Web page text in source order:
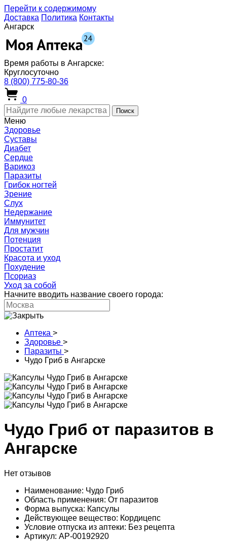
Перейти к содержимому
Доставка Политика Контакты
Ангарск
Время работы в Ангарске:
Круглосуточно
8 (800) 775-80-36
0
Поиск
Меню
Здоровье
Суставы
Диабет
Сердце
Варикоз
Паразиты
Грибок ногтей
Зрение
Слух
Недержание
Иммунитет
Для мужчин
Потенция
Простатит
Красота и уход
Похудение
Псориаз
Уход за собой
Начните вводить название своего города:
Аптека >
Здоровье >
Паразиты >
Чудо Гриб в Ангарске
Чудо Гриб от паразитов в
Ангарске
Нет отзывов
Наименование: Чудо Гриб
Область применения: От паразитов
Форма выпуска: Капсулы
Действующее вещество: Кордицепс
Условие отпуска из аптеки: Без рецепта
Артикул: AP-00192920